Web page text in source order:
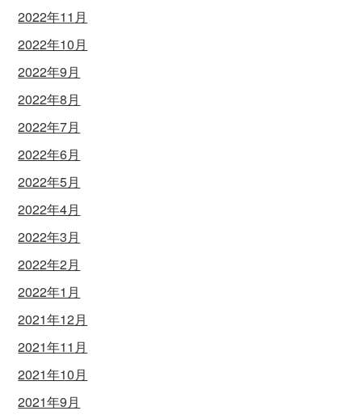
2022年11月
2022年10月
2022年9月
2022年8月
2022年7月
2022年6月
2022年5月
2022年4月
2022年3月
2022年2月
2022年1月
2021年12月
2021年11月
2021年10月
2021年9月